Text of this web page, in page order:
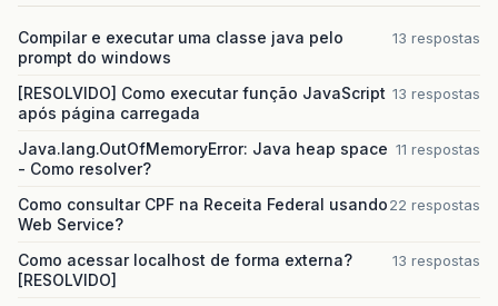
Compilar e executar uma classe java pelo
prompt do windows
13 respostas
[RESOLVIDO] Como executar função JavaScript
após página carregada
13 respostas
Java.lang.OutOfMemoryError: Java heap space
- Como resolver?
11 respostas
Como consultar CPF na Receita Federal usando
Web Service?
22 respostas
Como acessar localhost de forma externa?
[RESOLVIDO]
13 respostas